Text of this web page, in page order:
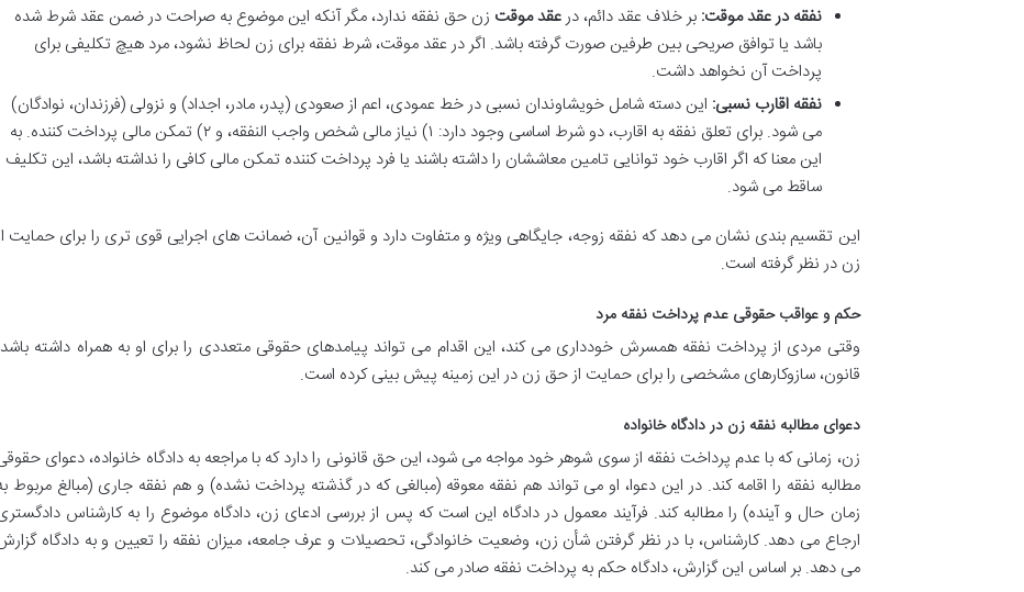
نفقه در عقد موقت: بر خلاف عقد دائم، درعقد موقت زن حق نفقه ندارد، مگر آنکه این موضوع به صراحت در ضمن عقد شرط شده
باشد یا توافق صریحی بین طرفین صورت گرفته باشد. اگر در عقد موقت، شرط نفقه برای زن لحاظ نشود، مرد هیچ تکلیفی برای
پرداخت آن نخواهد داشت.
نفقه اقارب نسبی: این دسته شامل خویشاوندان نسبی در خط عمودی، اعم از صعودی (پدر، مادر، اجداد) و نزولی (فرزندان، نوادگان)
می شود. برای تعلق نفقه به اقارب، دو شرط اساسی وجود دارد: ۱) نیاز مالی شخص واجب النفقه، و ۲) تمکن مالی پرداخت کننده. به
این معنا که اگر اقارب خود توانایی تامین معاششان را داشته باشند یا فرد پرداخت کننده تمکن مالی کافی را نداشته باشد، این تکلیف
ساقط می شود.
این تقسیم بندی نشان می دهد که نفقه زوجه، جایگاهی ویژه و متفاوت دارد و قوانین آن، ضمانت های اجرایی قوی تری را برای حمایت
زن در نظر گرفته است.
حکم و عواقب حقوقی عدم پرداخت نفقه مرد
وقتی مردی از پرداخت نفقه همسرش خودداری می کند، این اقدام می تواند پیامدهای حقوقی متعددی را برای او به همراه داشته
قانون، سازوکارهای مشخصی را برای حمایت از حق زن در این زمینه پیش بینی کرده است.
دعوای مطالبه نفقه زن در دادگاه خانواده
زن، زمانی که با عدم پرداخت نفقه از سوی شوهر خود مواجه می شود، این حق قانونی را دارد که با مراجعه به دادگاه خانواده، دعوای
مطالبه نفقه را اقامه کند. در این دعوا، او می تواند هم نفقه معوقه (مبالغی که در گذشته پرداخت نشده) و هم نفقه جاری (مبالغ مربوط
زمان حال و آینده) را مطالبه کند. فرآیند معمول در دادگاه این است که پس از بررسی ادعای زن، دادگاه موضوع را به کارشناس
ارجاع می دهد. کارشناس، با در نظر گرفتن شأن زن، وضعیت خانوادگی، تحصیلات و عرف جامعه، میزان نفقه را تعیین و به دادگاه
می دهد. بر اساس این گزارش، دادگاه حکم به پرداخت نفقه صادر می کند.